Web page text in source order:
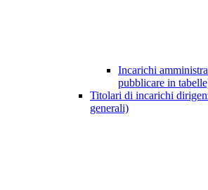
Incarichi
pubblicare in
Titolari di incarichi
generali)